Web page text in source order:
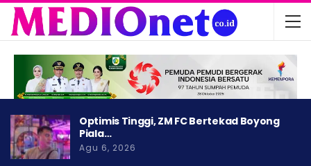
Optimis Tinggi, ZM FC Bertekad Boyong
Piala…
Agu 6, 2026